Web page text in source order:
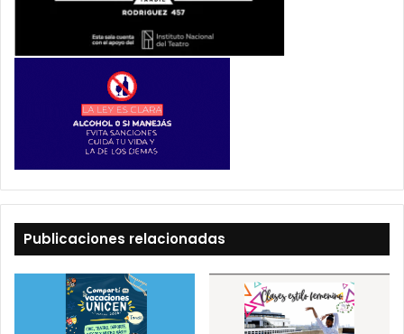
Publicaciones relacionadas